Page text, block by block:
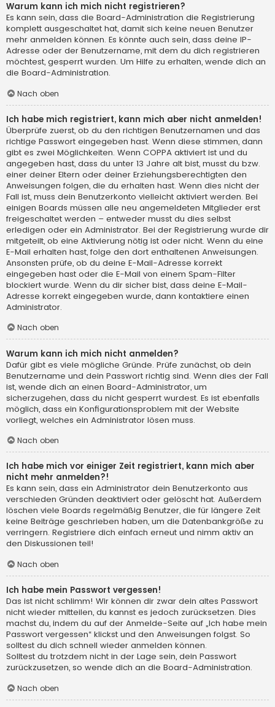
Warum kann ich mich nicht registrieren?
Es kann sein, dass die Board-Administration die Registrierung
komplett ausgeschaltet hat, damit sich keine neuen Benutzer
mehr anmelden können. Es könnte auch sein, dass deine IP-
Adresse oder der Benutzername, mit dem du dich registrieren
möchtest, gesperrt wurden. Um Hilfe zu erhalten, wende dich an
die Board-Administration.
Nach oben
Ich habe mich registriert, kann mich aber nicht anmelden!
Überprüfe zuerst, ob du den richtigen Benutzernamen und das
richtige Passwort eingegeben hast. Wenn diese stimmen, dann
gibt es zwei Möglichkeiten. Wenn COPPA aktiviert ist und du
angegeben hast, dass du unter 13 Jahre alt bist, musst du bzw.
einer deiner Eltern oder deiner Erziehungsberechtigten den
Anweisungen folgen, die du erhalten hast. Wenn dies nicht der
Fall ist, muss dein Benutzerkonto vielleicht aktiviert werden. Bei
einigen Boards müssen alle neu angemeldeten Mitglieder erst
freigeschaltet werden – entweder musst du dies selbst
erledigen oder ein Administrator. Bei der Registrierung wurde dir
mitgeteilt, ob eine Aktivierung nötig ist oder nicht. Wenn du eine
E-Mail erhalten hast, folge den dort enthaltenen Anweisungen.
Ansonsten prüfe, ob du deine E-Mail-Adresse korrekt
eingegeben hast oder die E-Mail von einem Spam-Filter
blockiert wurde. Wenn du dir sicher bist, dass deine E-Mail-
Adresse korrekt eingegeben wurde, dann kontaktiere einen
Administrator.
Nach oben
Warum kann ich mich nicht anmelden?
Dafür gibt es viele mögliche Gründe. Prüfe zunächst, ob dein
Benutzername und dein Passwort richtig sind. Wenn dies der Fall
ist, wende dich an einen Board-Administrator, um
sicherzugehen, dass du nicht gesperrt wurdest. Es ist ebenfalls
möglich, dass ein Konfigurationsproblem mit der Website
vorliegt, welches ein Administrator lösen muss.
Nach oben
Ich habe mich vor einiger Zeit registriert, kann mich aber
nicht mehr anmelden?!
Es kann sein, dass ein Administrator dein Benutzerkonto aus
verschieden Gründen deaktiviert oder gelöscht hat. Außerdem
löschen viele Boards regelmäßig Benutzer, die für längere Zeit
keine Beiträge geschrieben haben, um die Datenbankgröße zu
verringern. Registriere dich einfach erneut und nimm aktiv an
den Diskussionen teil!
Nach oben
Ich habe mein Passwort vergessen!
Das ist nicht schlimm! Wir können dir zwar dein altes Passwort
nicht wieder mitteilen, du kannst es jedoch zurücksetzen. Dies
machst du, indem du auf der Anmelde-Seite auf „Ich habe mein
Passwort vergessen“ klickst und den Anweisungen folgst. So
solltest du dich schnell wieder anmelden können.
Solltest du trotzdem nicht in der Lage sein, dein Passwort
zurückzusetzen, so wende dich an die Board-Administration.
Nach oben